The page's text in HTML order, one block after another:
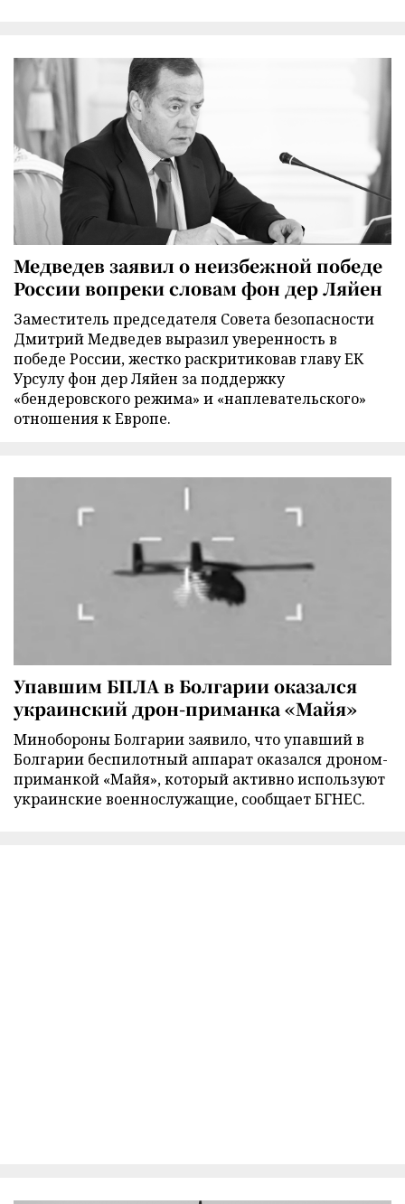
Медведев заявил о неизбежной победе
России вопреки словам фон дер Ляйен
Заместитель председателя Совета безопасности
Дмитрий Медведев выразил уверенность в
победе России, жестко раскритиковав главу ЕК
Урсулу фон дер Ляйен за поддержку
«бендеровского режима» и «наплевательского»
отношения к Европе.
Упавшим БПЛА в Болгарии оказался
украинский дрон-приманка «Майя»
Минобороны Болгарии заявило, что упавший в
Болгарии беспилотный аппарат оказался дроном-
приманкой «Майя», который активно используют
украинские военнослужащие, сообщает БГНЕС.